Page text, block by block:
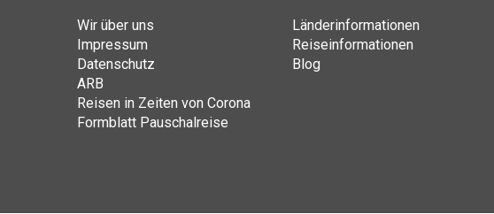
Wir über uns
Impressum
Datenschutz
ARB
Reisen in Zeiten von Corona
Formblatt Pauschalreise
Länderinformationen
Reiseinformationen
Blog